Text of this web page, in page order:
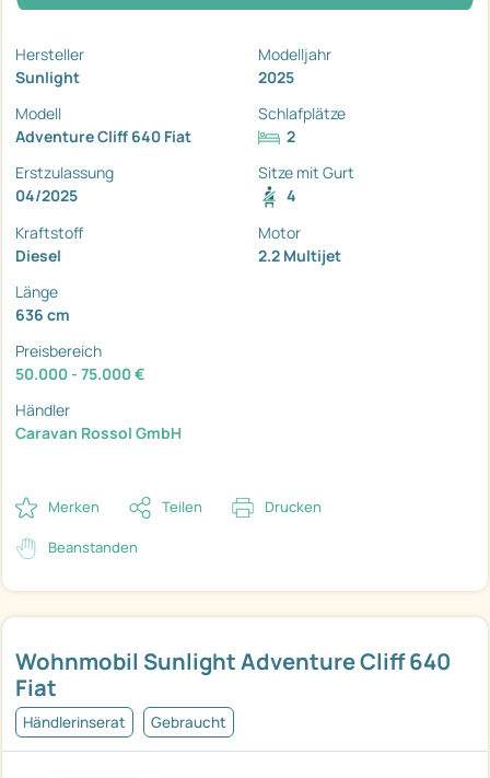
Wohnmobil Sunlight Adventure Cliff 640
Fiat
Händlerinserat Gebraucht
Hersteller
Sunlight
Modelljahr
2025
Modell
Adventure Cliff 640 Fiat
Schlafplätze
2
Erstzulassung
04/2025
Sitze mit Gurt
4
Kraftstoff
Diesel
Motor
2.2 Multijet
Länge
636 cm
Preisbereich
50.000 - 75.000 €
Händler
Caravan Rossol GmbH
Merken Teilen Drucken
Beanstanden